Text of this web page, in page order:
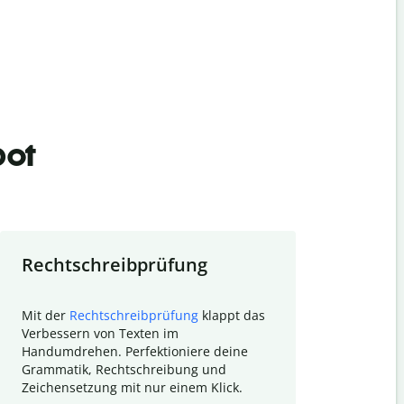
Rechtschreibprüfung
Mit der Rechtschreibprüfung klappt das
Verbessern von Texten im
Handumdrehen. Perfektioniere deine
Grammatik, Rechtschreibung und
Zeichensetzung mit nur einem Klick.